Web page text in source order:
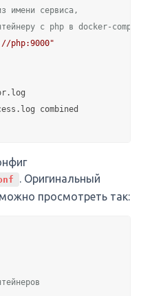
имени сервиса,
с php в docker-
php:9000"
. Оригинальный
просмотреть так: